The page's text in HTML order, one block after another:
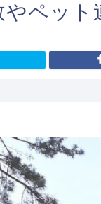
やペット